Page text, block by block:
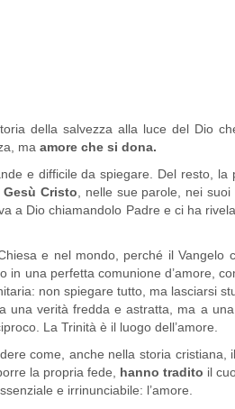
della salvezza alla luce del Dio
maamore che si dona.
e difficile da spiegare. Del resto, la
Cristo, nelle sue parole, nei
a Dio chiamandolo Padre e ci ha
e nel mondo, perché il Vangelo
una perfetta comunione d’amore,
non spiegare tutto, ma lasciarsi
verità fredda e astratta, ma a
La Trinità è il luogo dell’amore.
come, anche nella storia cristiana,
la propria fede, hanno tradito il
e irrinunciabile: l’amore.